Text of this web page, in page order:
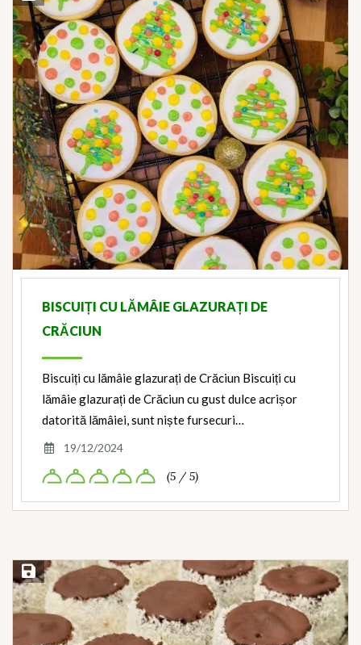
BISCUIȚI CU LĂMÂIE GLAZURAȚI DE
CRĂCIUN
Biscuiți cu lămâie glazurați de Crăciun Biscuiți cu
lămâie glazurați de Crăciun cu gust dulce acrișor
datorită lămâiei, sunt niște fursecuri…
19/12/2024
(5 / 5)
Save Recipe